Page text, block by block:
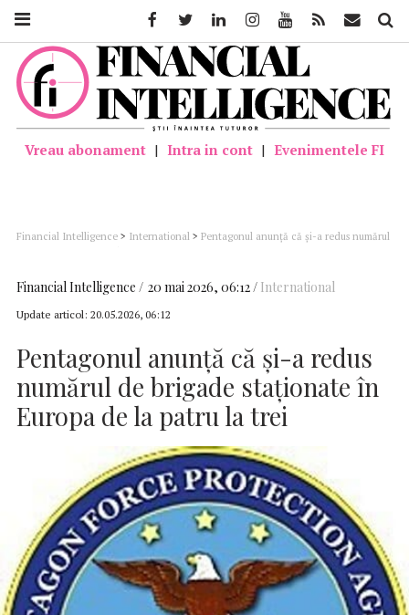
Vreau abonament | Intra in cont | Evenimentele FI
Financial Intelligence > International > Pentagonul anunţă că şi-a redus numărul
Financial Intelligence 20 mai 2026, 06:12 International
Update articol: 20.05.2026, 06:12
Pentagonul anunţă că şi-a redus
numărul de brigade staţionate în
Europa de la patru la trei
FacebookTwitter LinkedinInstagramYoutube Feed Mail